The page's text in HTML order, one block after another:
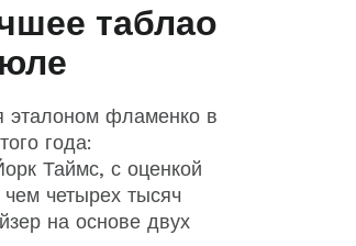
таблао
эталоном фламенко в
года:
Таймс, с оценкой
четырех тысяч
на основе двух